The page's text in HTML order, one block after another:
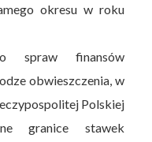
okresu w roku
spraw finansów
obwieszczenia, w
Polskiej
granice stawek